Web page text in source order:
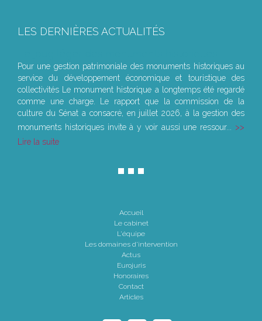
LES DERNIÈRES ACTUALITÉS
Pour une gestion patrimoniale des monuments historiques au
service du développement économique et touristique des
collectivités Le monument historique a longtemps été regardé
comme une charge. Le rapport que la commission de la
culture du Sénat a consacré, en juillet 2026, à la gestion des
monuments historiques invite à y voir aussi une ressour...
Lire la suite
Accueil
Le cabinet
L'équipe
Les domaines d'intervention
Actus
Eurojuris
Honoraires
Contact
Articles